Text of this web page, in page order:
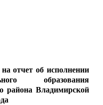
отчет об исполнении
образования
района Владимирской